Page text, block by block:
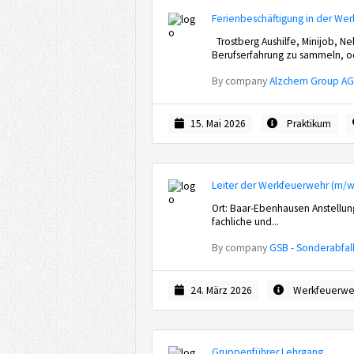
Ferienbeschäftigung in der
Trostberg Aushilfe, Minijob,
Berufserfahrung zu sammeln,
By companyAlzchem Group AG
15. Mai 2026 Praktikum
Leiter der Werkfeuerwehr (m/
Ort: Baar-Ebenhausen
fachliche und...
By companyGSB -
24. März 2026